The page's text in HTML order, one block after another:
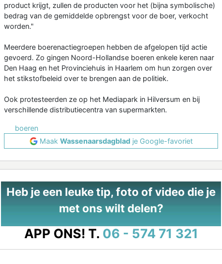
product krijgt, zullen de producten voor het (bijna symbolische)
bedrag van de gemiddelde opbrengst voor de boer, verkocht
worden."
Meerdere boerenactiegroepen hebben de afgelopen tijd actie
gevoerd. Zo gingen Noord-Hollandse boeren enkele keren naar
Den Haag en het Provinciehuis in Haarlem om hun zorgen over
het stikstofbeleid over te brengen aan de politiek.
Ook protesteerden ze op het Mediapark in Hilversum en bij
verschillende distributiecentra van supermarkten.
boeren
Maak Wassenaarsdagbladje Google-favoriet
Heb je een leuke tip, foto of video die je
met ons wilt delen?
APP ONS! T. 06 - 574 71 321